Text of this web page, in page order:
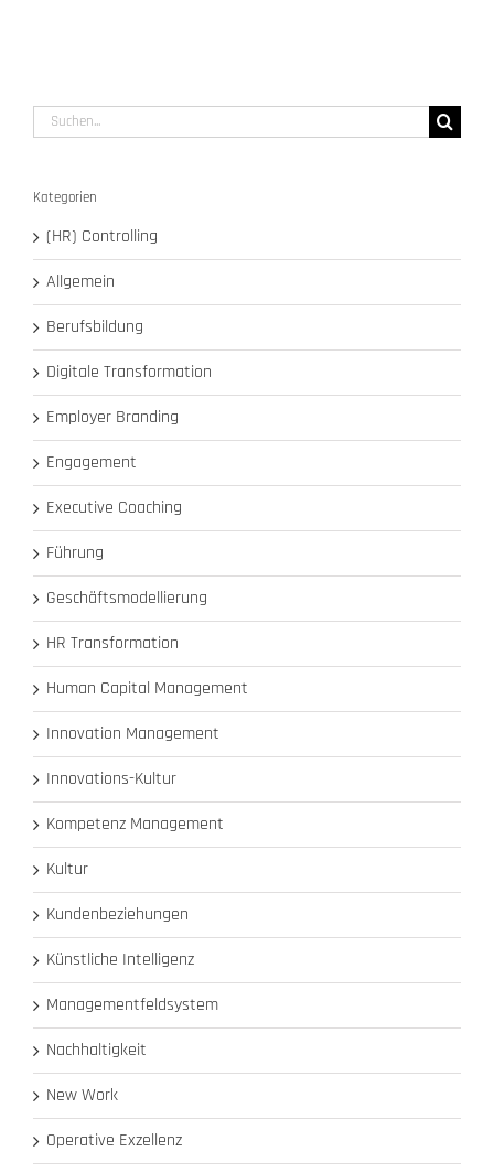
Suche
nach:
Kategorien
(HR) Controlling
Allgemein
Berufsbildung
Digitale Transformation
Employer Branding
Engagement
Executive Coaching
Führung
Geschäftsmodellierung
HR Transformation
Human Capital Management
Innovation Management
Innovations-Kultur
Kompetenz Management
Kultur
Kundenbeziehungen
Künstliche Intelligenz
Managementfeldsystem
Nachhaltigkeit
New Work
Operative Exzellenz